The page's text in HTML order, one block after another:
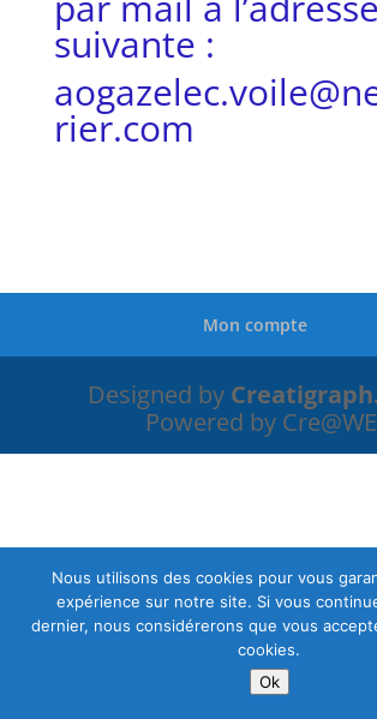
suivante :
rier.com
Mon compte
Designed by
Powered by
Nous utilisons des cookies pour vous
expérience sur notre site. Si vous
dernier, nous considérerons que vous
cookies.
Ok